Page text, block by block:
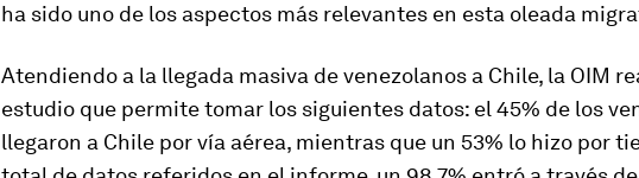
ha sido uno de los aspectos más relevantes en esta oleada
Atendiendo a la llegada masiva de venezolanos a Chile, la OIM
estudio que permite tomar los siguientes datos: el 45% de los
llegaron a Chile por vía aérea, mientras que un 53% lo hizo por